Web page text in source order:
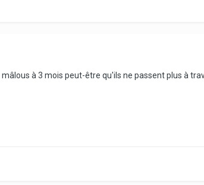
à 3 mois peut-être qu'ils ne passent plus à